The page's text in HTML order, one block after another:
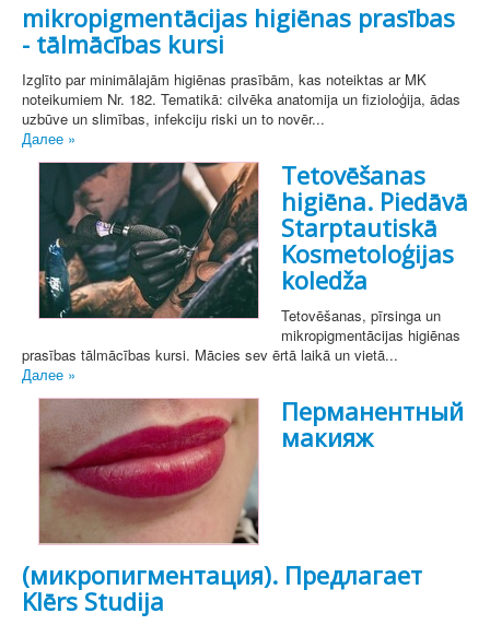
mikropigmentācijas higiēnas prasības
- tālmācības kursi
Izglīto par minimālajām higiēnas prasībām, kas noteiktas ar MK
noteikumiem Nr. 182. Tematikā: cilvēka anatomija un fizioloģija, ādas
uzbūve un slimības, infekciju riski un to novēr...
Далее »
Tetovēšanas
higiēna. Piedāvā
Starptautiskā
Kosmetoloģijas
koledža
Tetovēšanas, pīrsinga un
mikropigmentācijas higiēnas
prasības tālmācības kursi. Mācies sev ērtā laikā un vietā...
Далее »
Перманентный
макияж
(микропигментация). Предлагает
Klērs Studija